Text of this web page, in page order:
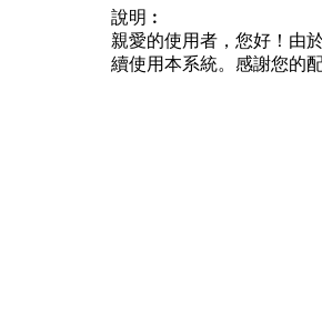
說明︰
親愛的使用者，您好！由
續使用本系統。感謝您的配